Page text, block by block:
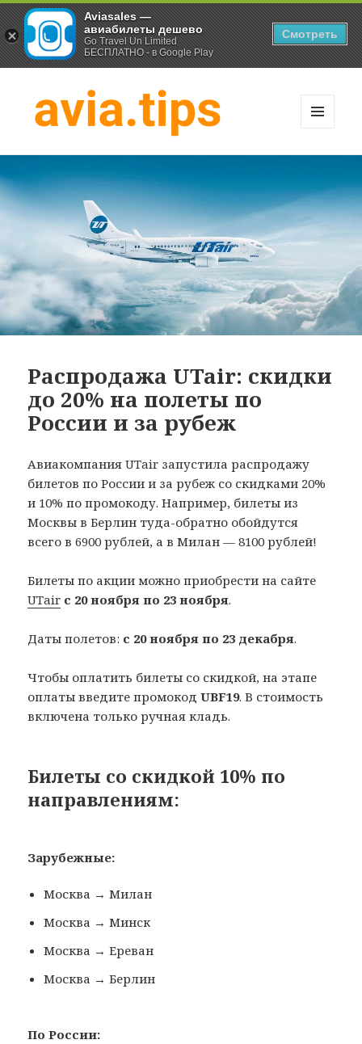
путешественников
Распродажа UTair: скидки
до 20% на полеты по
России и за рубеж
Авиакомпания UTair запустила распродажу
билетов по России и за рубеж со скидками 20%
и 10% по промокоду. Например, билеты из
Москвы в Берлин туда-обратно обойдутся
всего в 6900 рублей, а в Милан — 8100 рублей!
Билеты по акции можно приобрести на сайте
UTair с 20 ноября по 23 ноября.
Даты полетов: с 20 ноября по 23 декабря.
Чтобы оплатить билеты со скидкой, на этапе
оплаты введите промокодUBF19. В стоимость
включена только ручная кладь.
Билеты со скидкой 10% по
направлениям:
Зарубежные:
Москва → Милан
Москва → Минск
Москва → Ереван
Москва → Берлин
По России:
Aviasales —
авиабилеты дешево
Go Travel Un Limited
БЕСПЛАТНО - в Google Play
Смотреть